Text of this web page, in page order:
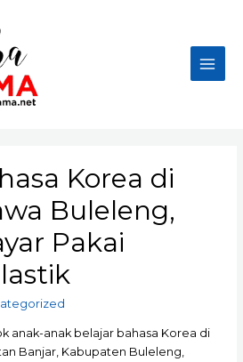
Main
Korea di
Buleleng,
Pakai
anak-anak belajar bahasa Korea di
Banjar, Kabupaten Buleleng,